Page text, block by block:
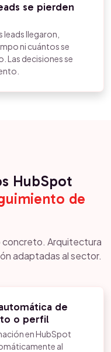
se pierden
llegaron,
ni cuántos se
Las decisiones se
HubSpot
de
concreto. Arquitectura
adaptadas al sector.
de
o perfil
en HubSpot
al